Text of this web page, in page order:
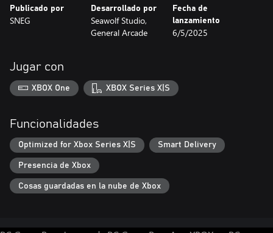
Publicado por
SNEG
Desarrollado por
Seawolf Studio,
General Arcade
Fecha de
lanzamiento
6/5/2025
Jugar con
XBOX One XBOX Series X|S
Funcionalidades
Optimized for Xbox Series X|S Smart Delivery
Presencia de Xbox
Cosas guardadas en la nube de Xbox